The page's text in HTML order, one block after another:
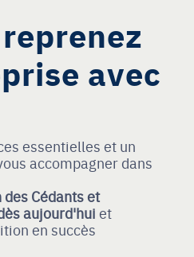
avec
essentielles et un
accompagner dans
Cédants et
aujourd'hui et
en succès